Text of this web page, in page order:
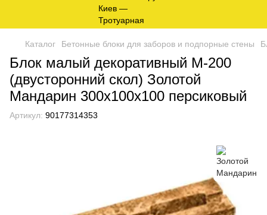
Каталог Бетонные блоки для заборов и подпорные стены
Блок малый декоративный М-200
(двусторонний скол) Золотой
Мандарин 300х100х100 персиковый
Артикул: 90177314353